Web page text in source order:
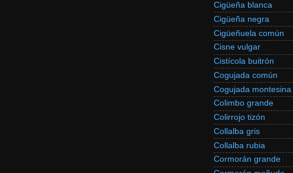
Cigüeña blanca
Cigüeña negra
Cigüeñuela común
Cisne vulgar
Cistícola buitrón
Cogujada común
Cogujada montesina
Colimbo grande
Colirrojo tizón
Collalba gris
Collalba rubia
Cormorán grande